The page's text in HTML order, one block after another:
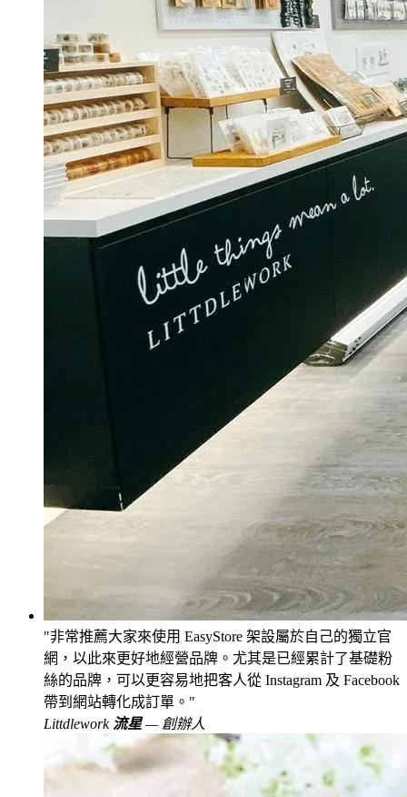
非常推薦大家來使用 EasyStore 架設屬於自己的獨立官
網，以此來更好地經營品牌。尤其是已經累計了基礎粉
絲的品牌，可以更容易地把客人從 Instagram 及 Facebook
帶到網站轉化成訂單。
Littdlework 流星— 創辦人